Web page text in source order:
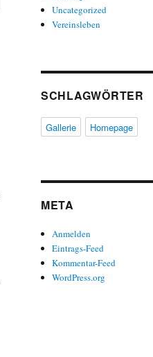
Uncategorized
Vereinsleben
SCHLAGWÖRTER
Gallerie Homepage
META
Anmelden
Eintrags-Feed
Kommentar-Feed
WordPress.org